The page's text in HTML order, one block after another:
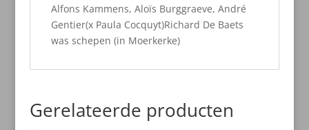
Alfons Kammens, Aloïs Burggraeve, André
Gentier(x Paula Cocquyt)Richard De Baets
was schepen (in Moerkerke)
Gerelateerde producten